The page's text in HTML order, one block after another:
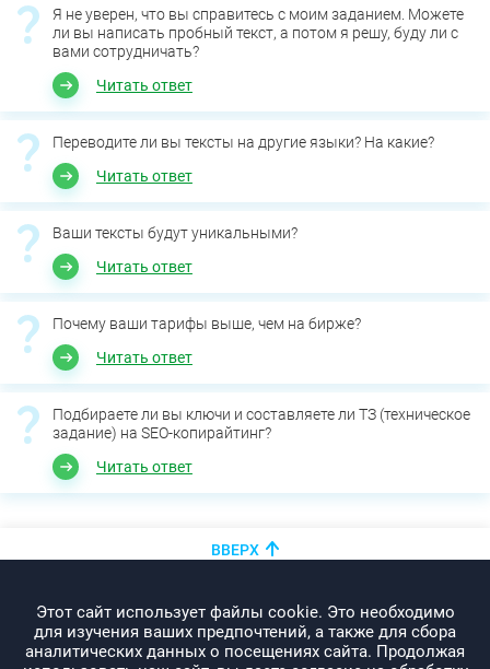
Я не уверен, что вы справитесь с моим заданием. Можете
ли вы написать пробный текст, а потом я решу, буду ли с
вами сотрудничать?
Читать ответ
Переводите ли вы тексты на другие языки? На какие?
Читать ответ
Ваши тексты будут уникальными?
Читать ответ
Почему ваши тарифы выше, чем на бирже?
Читать ответ
Подбираете ли вы ключи и составляете ли ТЗ (техническое
задание) на SEO-копирайтинг?
Читать ответ
Этот сайт использует файлы cookie. Это необходимо
для изучения ваших предпочтений, а также для сбора
аналитических данных о посещениях сайта. Продолжая
ВВЕРХ
info@promo-webcom.by